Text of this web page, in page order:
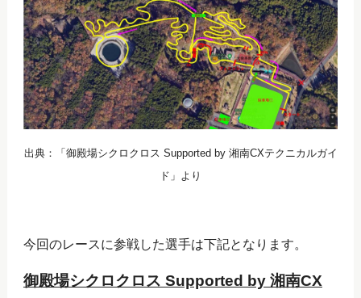
出典：「御殿場シクロクロス Supported by 湘南CXテクニカルガイ
ド」より
今回のレースに参戦した選手は下記となります。
御殿場シクロクロス Supported by 湘南CX